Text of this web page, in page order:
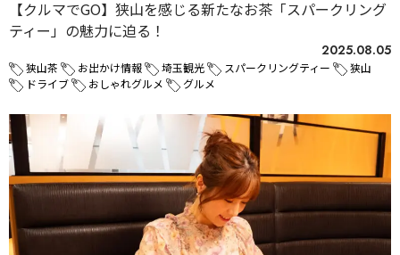
【クルマでGO】狭山を感じる新たなお茶「スパークリング
ティー」の魅力に迫る！
2025.08.05
狭山茶 お出かけ情報 埼玉観光 スパークリングティー
狭山
ドライブ
おしゃれグルメ グルメ